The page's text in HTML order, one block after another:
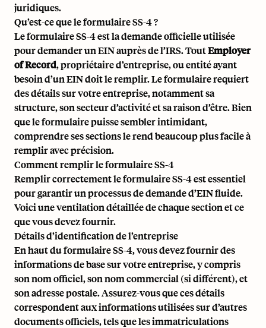
juridiques.
Qu’est-ce que le formulaire SS-4 ?
Le formulaire SS-4 est la demande officielle utilisée
pour demander un EIN auprès de l’IRS. ToutEmployer
of Record, propriétaire d’entreprise, ou entité ayant
besoin d’un EIN doit le remplir. Le formulaire requiert
des détails sur votre entreprise, notamment sa
structure, son secteur d’activité et sa raison d’être. Bien
que le formulaire puisse sembler intimidant,
comprendre ses sections le rend beaucoup plus facile à
remplir avec précision.
Comment remplir le formulaire SS-4
Remplir correctement le formulaire SS-4 est essentiel
pour garantir un processus de demande d’EIN fluide.
Voici une ventilation détaillée de chaque section et ce
que vous devez fournir.
Détails d’identification de l’entreprise
En haut du formulaire SS-4, vous devez fournir des
informations de base sur votre entreprise, y compris
son nom officiel, son nom commercial (si différent), et
son adresse postale. Assurez-vous que ces détails
correspondent aux informations utilisées sur d’autres
documents officiels, tels que les immatriculations